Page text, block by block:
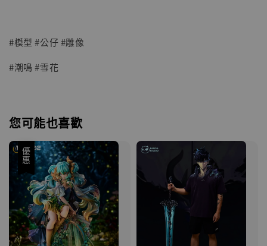
#模型 #公仔 #雕像
#潮鳴 #雪花
您可能也喜歡
優惠